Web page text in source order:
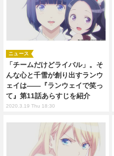
「チームだけどライバル」。そ
んな心と千雪が創り出すランウ
ェイは――『ランウェイで笑っ
て』第11話あらすじを紹介
ニュース
2020.3.19 Thu 18:30